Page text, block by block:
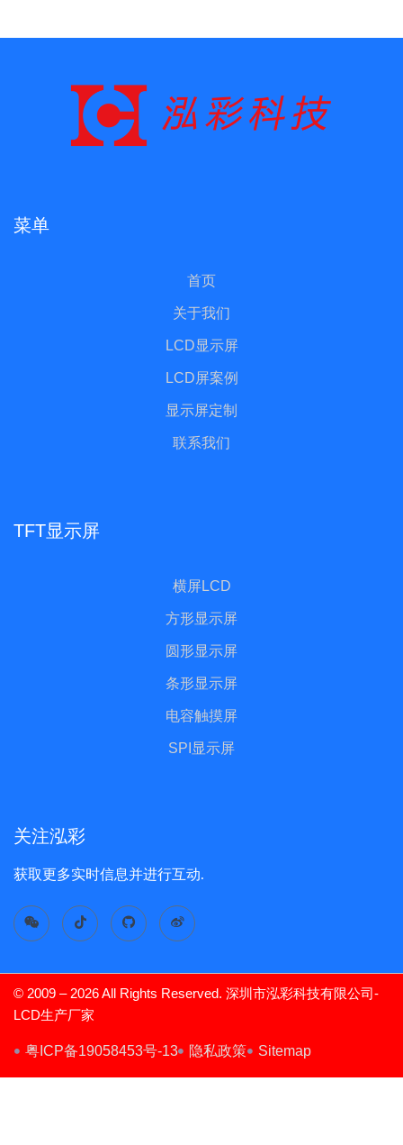
菜单
首页
关于我们
LCD显示屏
LCD屏案例
显示屏定制
联系我们
TFT显示屏
横屏LCD
方形显示屏
圆形显示屏
条形显示屏
电容触摸屏
SPI显示屏
关注泓彩
获取更多实时信息并进行互动.
© 2009 – 2026 All Rights Reserved. 深圳市泓彩科技有限公司-
LCD生产厂家
粤ICP备19058453号-13 隐私政策 Sitemap